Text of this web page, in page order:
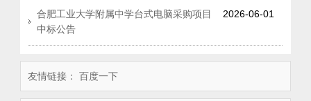
2026-06-01
合肥工业大学附属中学台式电脑采购项目
中标公告
友情链接： 百度一下